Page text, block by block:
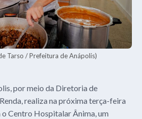
Tarso / Prefeitura de Anápolis)
por meio da Diretoria de
realiza na próxima terça-feira
Centro Hospitalar Ânima, um